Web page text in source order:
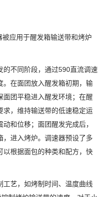
应用于醒发箱输送带和烤炉
的不同阶段，通过590直流调速
。在面团放入醒发箱初期，输
团平稳进入醒发环境；在醒
求，维持输送带的低速稳定运
和位移；面团醒发完成后，
进入烤炉。调速器预设了多
以根据面包的种类和配方，快
工艺，如烤制时间、温度曲线